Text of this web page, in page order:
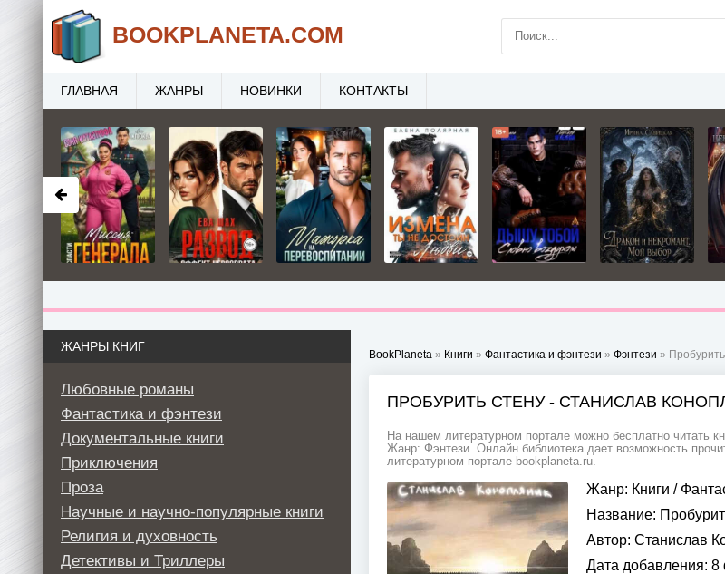
BookPlaneta » Книги » Фантастика и фэнтези » Фэнтези »
ПРОБУРИТЬ СТЕНУ - СТАНИСЛАВ
На нашем литературном портале можно бесплатно читать
Жанр: Фэнтези. Онлайн библиотека дает возможность
литературном портале bookplaneta.ru.
Жанр: Книги /
Название:
Автор: Станислав
Дата добавления: 8
ЖАНРЫ КНИГ
Любовные романы
Фантастика и фэнтези
Документальные книги
Приключения
Проза
Научные и научно-популярные книги
Религия и духовность
Детективы и Триллеры
BOOKPLANETA.COM
ГЛАВНАЯ ЖАНРЫ НОВИНКИ КОНТАКТЫ